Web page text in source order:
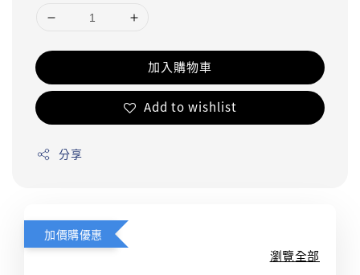
加入購物車
Add to wishlist
分享
加價購優惠
瀏覽全部